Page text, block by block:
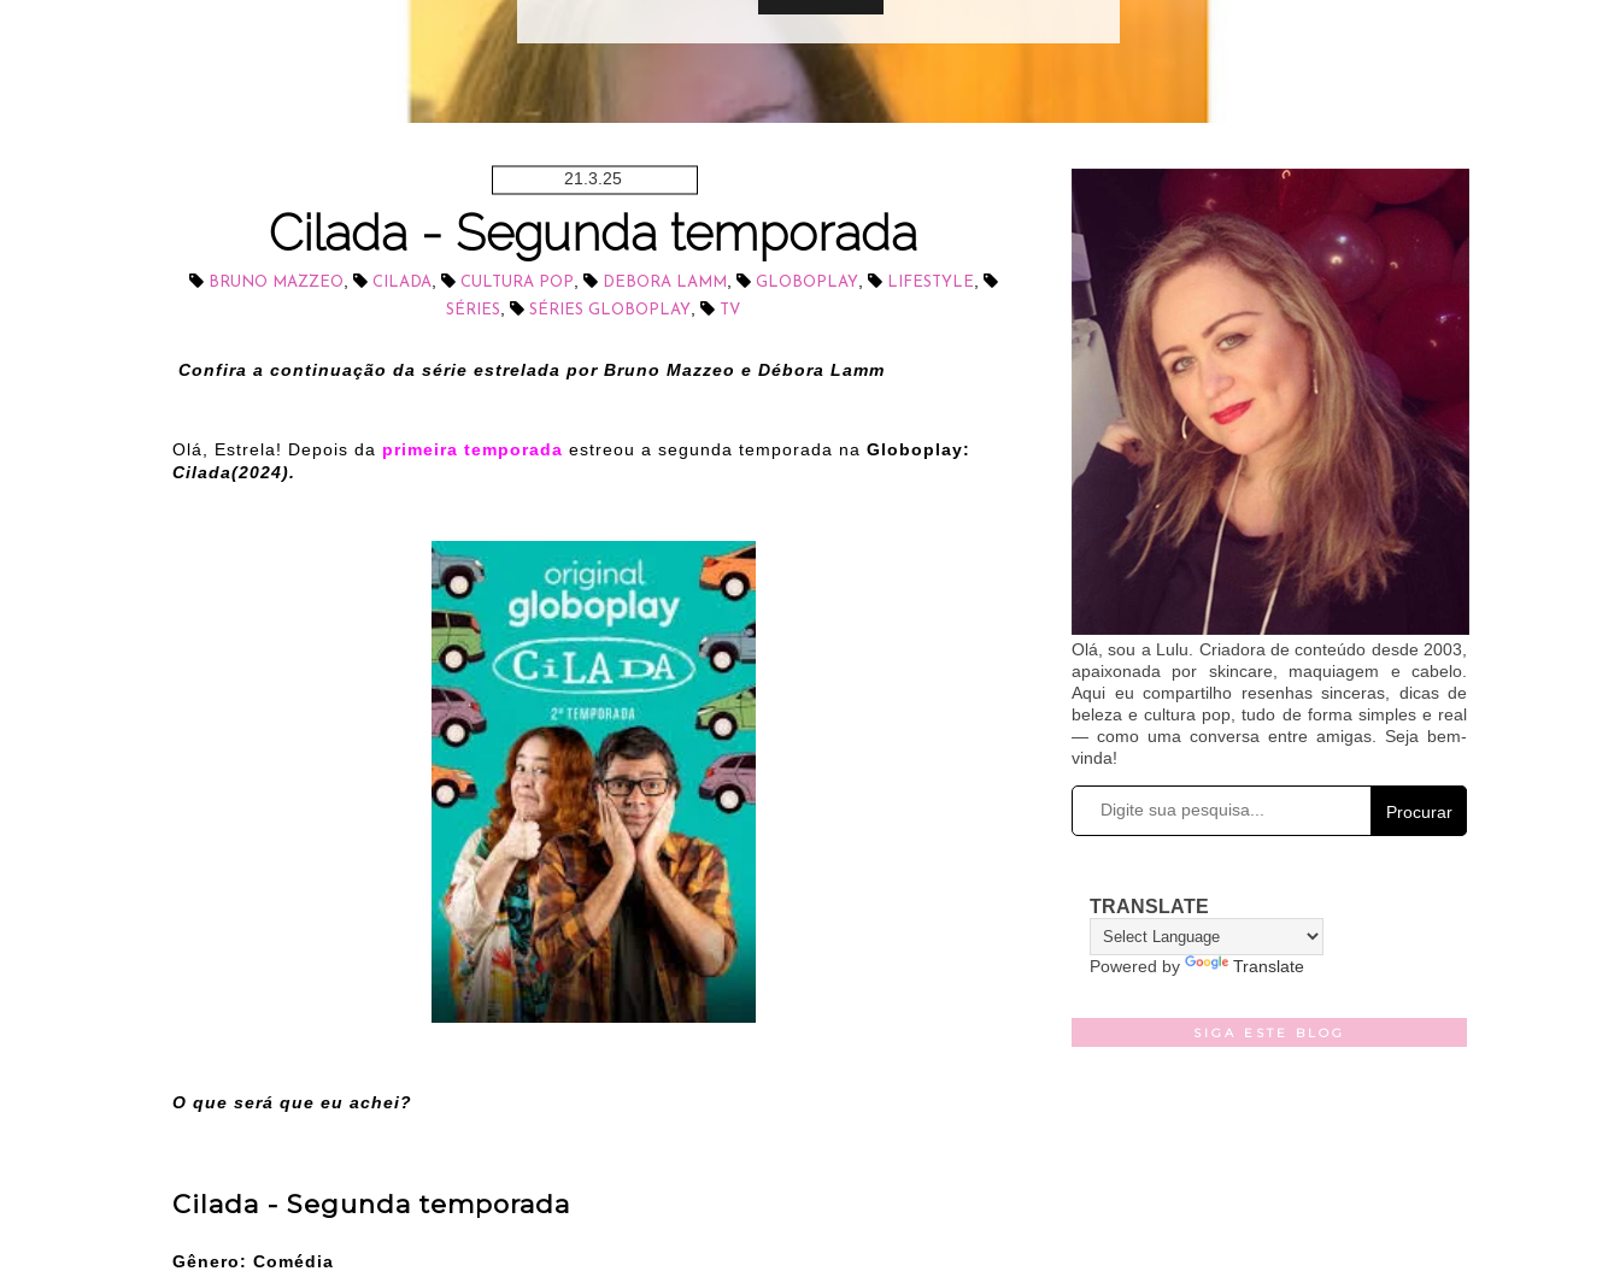
21.3.25
Cilada - Segunda temporada
BRUNO MAZZEO CILADA CULTURA POP DEBORA LAMM GLOBOPLAY, LIFESTYLE
SÉRIES SÉRIES GLOBOPLAY TV
Confira a continuação da série estrelada por Bruno Mazzeo e Débora Lamm
Olá, Estrela! Depois da primeira temporada estreou a segunda temporada na Globoplay:
Cilada(2024).
O que será que eu achei?
Cilada - Segunda temporada
Gênero: Comédia
Olá, sou a Lulu. Criadora de conteúdo desde 2003,
apaixonada por skincare, maquiagem e cabelo.
Aqui eu compartilho resenhas sinceras, dicas de
beleza e cultura pop, tudo de forma simples e real
— como uma conversa entre amigas. Seja bem-
vinda!
Procurar
TRANSLATE
Powered by Translate
SIGA ESTE BLOG